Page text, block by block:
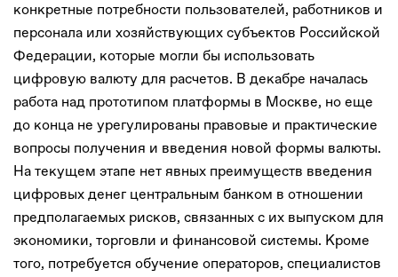
конкретные потребности пользователей, работников и
персонала или хозяйствующих субъектов Российской
Федерации, которые могли бы использовать
цифровую валюту для расчетов. В декабре началась
работа над прототипом платформы в Москве, но еще
до конца не урегулированы правовые и практические
вопросы получения и введения новой формы валюты.
На текущем этапе нет явных преимуществ введения
цифровых денег центральным банком в отношении
предполагаемых рисков, связанных с их выпуском для
экономики, торговли и финансовой системы. Кроме
того, потребуется обучение операторов, специалистов